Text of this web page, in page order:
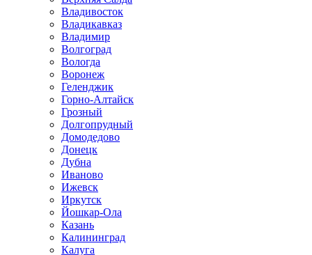
Владивосток
Владикавказ
Владимир
Волгоград
Вологда
Воронеж
Геленджик
Горно-Алтайск
Грозный
Долгопрудный
Домодедово
Донецк
Дубна
Иваново
Ижевск
Иркутск
Йошкар-Ола
Казань
Калининград
Калуга